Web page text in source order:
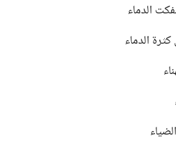
الدماء
الدماء